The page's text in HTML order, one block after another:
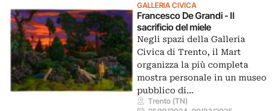
GALLERIA CIVICA
Francesco De Grandi - Il
sacrificio del miele
Negli spazi della Galleria
Civica di Trento, il Mart
organizza la più completa
mostra personale in un museo
pubblico di…
Trento (TN)